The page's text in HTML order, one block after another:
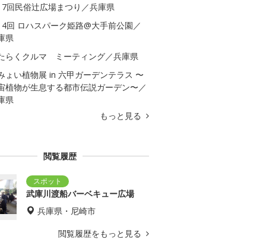
回民俗辻広場まつり／兵庫県
回 ロハスパーク姫路@大手前公園／
県
らくクルマ ミーティング／兵庫県
ょい植物展 in 六甲ガーデンテラス 〜
植物が生息する都市伝説ガーデン〜／
県
もっと見る
閲覧履歴
武庫川渡船バーベキュー広場
兵庫県・尼崎市
閲覧履歴をもっと見る